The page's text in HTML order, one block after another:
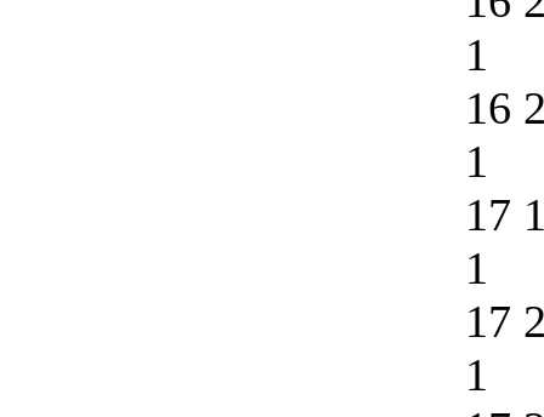
1
16
1
17
1
17
1